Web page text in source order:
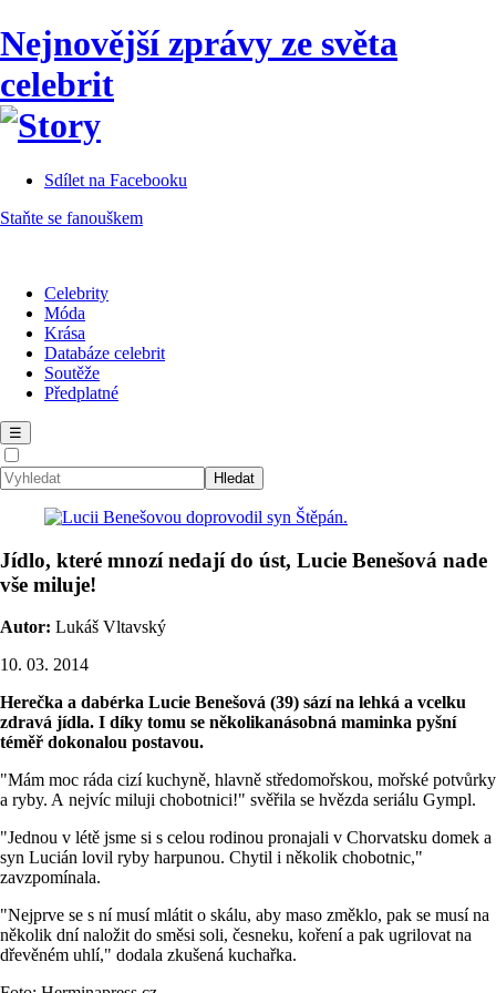
Nejnovější zprávy ze světa
celebrit
Sdílet na Facebooku
Staňte se fanouškem
Celebrity
Móda
Krása
Databáze celebrit
Soutěže
Předplatné
☰
Jídlo, které mnozí nedají do úst, Lucie Benešová nade
vše miluje!
Autor: Lukáš Vltavský
10. 03. 2014
Herečka a dabérka Lucie Benešová (39) sází na lehká a vcelku
zdravá jídla. I díky tomu se několikanásobná maminka pyšní
téměř dokonalou postavou.
"Mám moc ráda cizí kuchyně, hlavně středomořskou, mořské potvůrky
a ryby. A nejvíc miluji chobotnici!" svěřila se hvězda seriálu Gympl.
"Jednou v létě jsme si s celou rodinou pronajali v Chorvatsku domek a
syn Lucián lovil ryby harpunou. Chytil i několik chobotnic,"
zavzpomínala.
"Nejprve se s ní musí mlátit o skálu, aby maso změklo, pak se musí na
několik dní naložit do směsi soli, česneku, koření a pak ugrilovat na
dřevěném uhlí," dodala zkušená kuchařka.